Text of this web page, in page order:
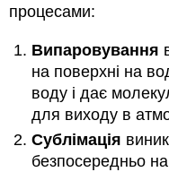
процесами:
Випаровування
на поверхні на
воду і дає
для виходу в
Сублімація
безпосередньо